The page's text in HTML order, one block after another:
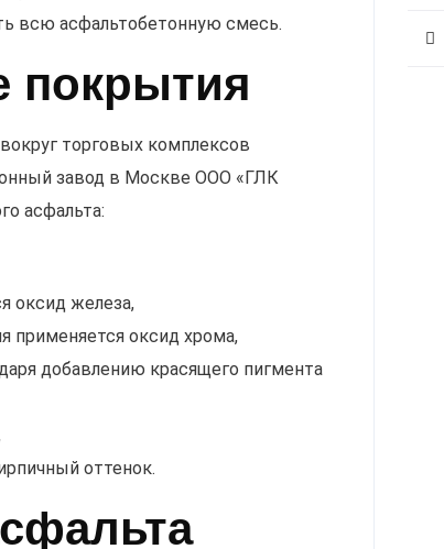
всю асфальтобетонную смесь.
покрытия
торговых комплексов
завод в Москве ООО «ГЛК
асфальта:
оксид железа,
применяется оксид хрома,
добавлению красящего пигмента
оттенок.